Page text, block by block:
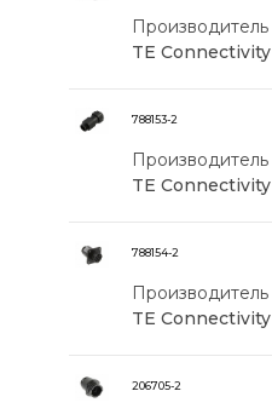
Производитель
TE Connectivity
788153-2
Производитель
TE Connectivity
788154-2
Производитель
TE Connectivity
206705-2